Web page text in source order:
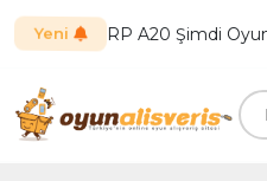
Yeni RP A20 Şimdi